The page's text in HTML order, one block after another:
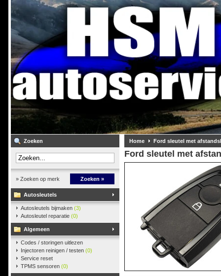
Zoeken
» Zoeken op merk Zoeken »
Autosleutels
Autosleutels bijmaken (3)
Autosleutel reparatie (0)
Algemeen
Codes / storingen uitlezen
Injectoren reinigen / testen (0)
Service reset
TPMS sensoren (0)
Home Ford sleutel met
Ford sleutel met